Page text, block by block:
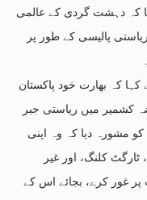
کہ دہشت گردی کے عالمی
پالیسی کے طور پر
کہا کہ بھارت خود پاکستان
کشمیر میں ریاستی جبر
مشورہ دیا کہ وہ اپنی
کلنگ، اور غیر
غور کرے، بجائے اس کے